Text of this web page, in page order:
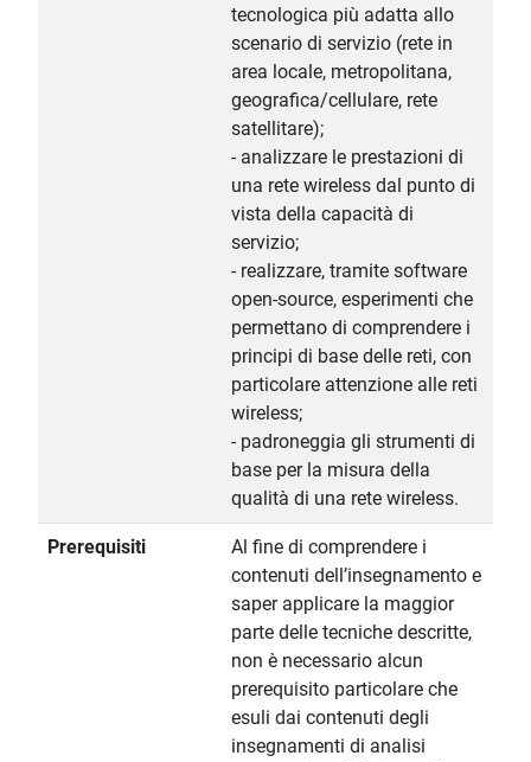
tecnologica più adatta allo
scenario di servizio (rete in
area locale, metropolitana,
geografica/cellulare, rete
satellitare);
- analizzare le prestazioni di
una rete wireless dal punto di
vista della capacità di
servizio;
- realizzare, tramite software
open-source, esperimenti che
permettano di comprendere i
principi di base delle reti, con
particolare attenzione alle reti
wireless;
- padroneggia gli strumenti di
base per la misura della
qualità di una rete wireless.
Prerequisiti
Al fine di comprendere i
contenuti dell’insegnamento e
saper applicare la maggior
parte delle tecniche descritte,
non è necessario alcun
prerequisito particolare che
esuli dai contenuti degli
insegnamenti di analisi